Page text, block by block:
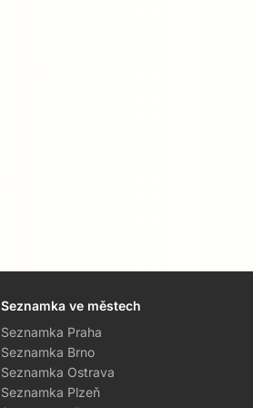
Seznamka ve městech
Seznamka Praha
Seznamka Brno
Seznamka Ostrava
Seznamka Plzeň